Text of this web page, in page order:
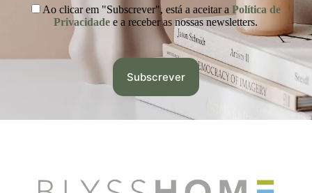
Ao clicar em "Subscrever", está a aceitar a Política de
Privacidade e a receber as nossas newsletters.